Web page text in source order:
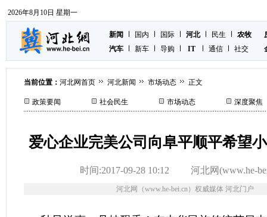
2026年8月10日 星期一
新闻 国内 国际 河北 民生
农牧
汽车
新车 导购 IT 通信 社交
当前位置： 河北网首页 河北新闻 市场动态 正文
政策要闻 社会民生 市场动态 深度聚焦
爱心企业完美公司向阜平顺平希望
时间:2017-09-28 10:12 河北网(www.he-
河北网（www.he-bei.cn）权威媒体 河北门户